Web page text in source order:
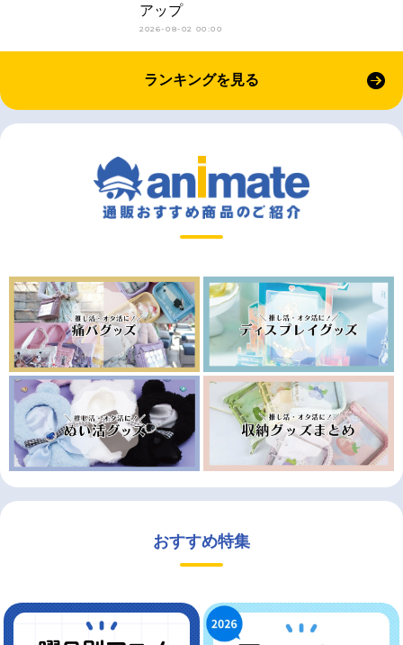
アップ
2026-08-02 00:00
ランキングを見る
おすすめ特集